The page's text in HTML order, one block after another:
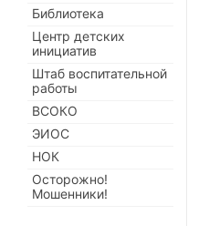
Библиотека
Центр детских
инициатив
Штаб воспитательной
работы
ВСОКО
ЭИОС
НОК
Осторожно!
Мошенники!